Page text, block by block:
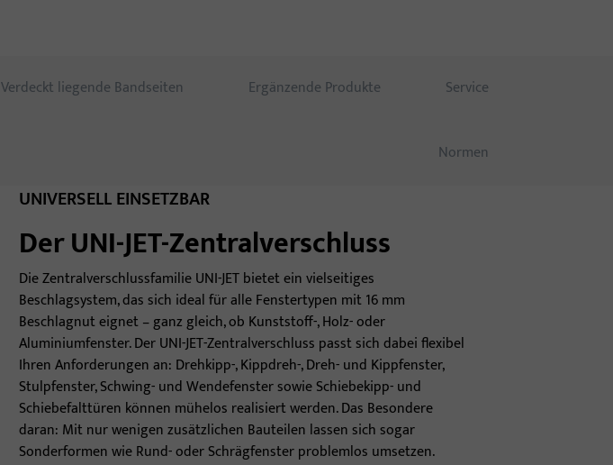
Verdeckt liegende Bandseiten Ergänzende Produkte Service
Normen
UNIVERSELL EINSETZBAR
Der UNI-JET-Zentralverschluss
Die Zentralverschlussfamilie UNI-JET bietet ein vielseitiges
Beschlagsystem, das sich ideal für alle Fenstertypen mit 16 mm
Beschlagnut eignet – ganz gleich, ob Kunststoff-, Holz- oder
Aluminiumfenster. Der UNI-JET-Zentralverschluss passt sich dabei flexibel
Ihren Anforderungen an: Drehkipp-, Kippdreh-, Dreh- und Kippfenster,
Stulpfenster, Schwing- und Wendefenster sowie Schiebekipp- und
Schiebefalttüren können mühelos realisiert werden. Das Besondere
daran: Mit nur wenigen zusätzlichen Bauteilen lassen sich sogar
Sonderformen wie Rund- oder Schrägfenster problemlos umsetzen.